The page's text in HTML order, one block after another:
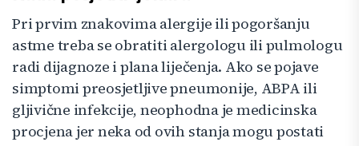
Pri prvim znakovima alergije ili pogoršanju
astme treba se obratiti alergologu ili pulmologu
radi dijagnoze i plana liječenja. Ako se pojave
simptomi preosjetljive pneumonije, ABPA ili
gljivične infekcije, neophodna je medicinska
procjena jer neka od ovih stanja mogu postati